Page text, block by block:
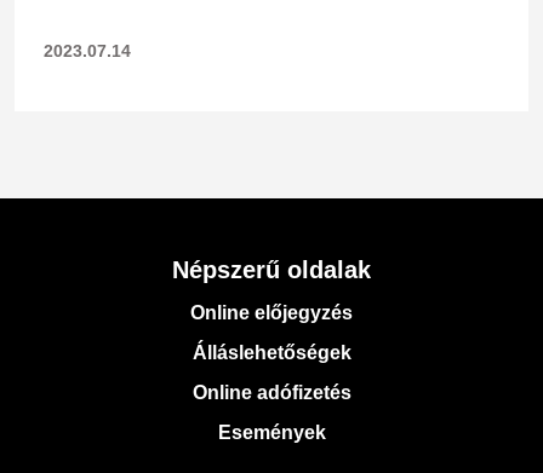
2023.07.14
Népszerű oldalak
Online előjegyzés
Álláslehetőségek
Online adófizetés
Események